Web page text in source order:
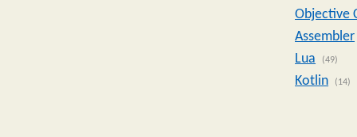
Objective
Assembler
Lua
(49)
Kotlin (14)